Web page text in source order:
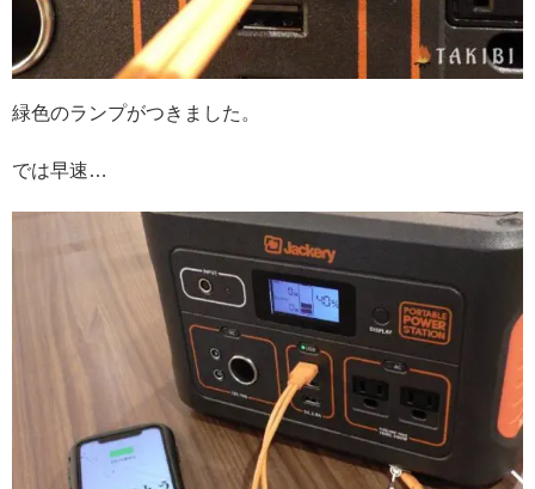
緑色のランプがつきました。
では早速…